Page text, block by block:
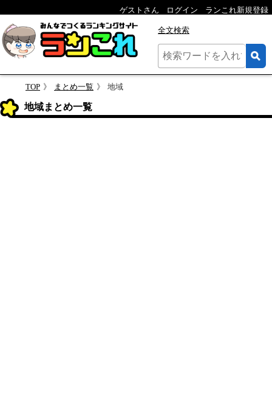
ゲストさん ログイン ランこれ新規登録
全文検索
TOP まとめ一覧 地域
地域まとめ一覧